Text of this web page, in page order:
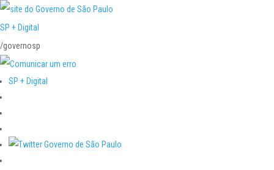
SP + Digital
/governosp
SP + Digital